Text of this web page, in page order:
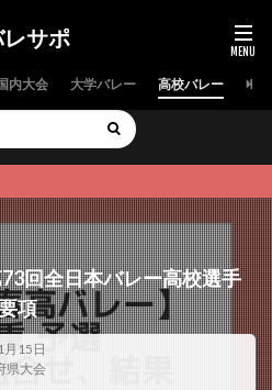
サポ
内大会 大学バレー 高校バレー 中
回全日本バレー高校選手
項
15日
県大会